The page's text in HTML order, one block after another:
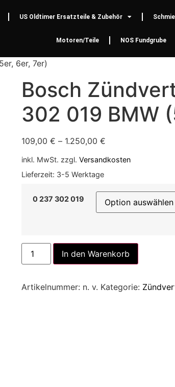
US Oldtimer Ersatzteile & Zubehör
Motoren/Teile NOS Fundgrube
6er, 7er)
Bosch
302 019 BMW
109,00 € – 1.250,00 €
inkl. MwSt. zzgl. Versandkosten
Lieferzeit: 3-5 Werktage
0 237 302 019
In den Warenkorb
Artikelnummer: n. v. Kategorie: